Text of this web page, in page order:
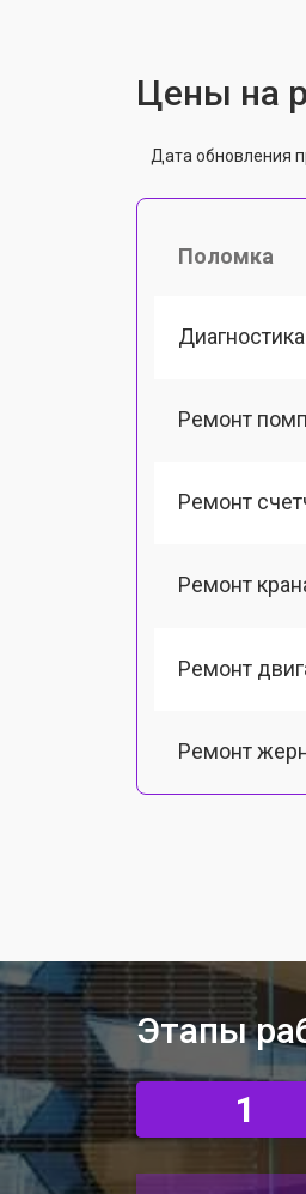
Цены на
Дата обновления
Поломка
Ремонт
Ремонт
Ремонт
Ремонт
Ремонт
Ремонт
Этапы
1